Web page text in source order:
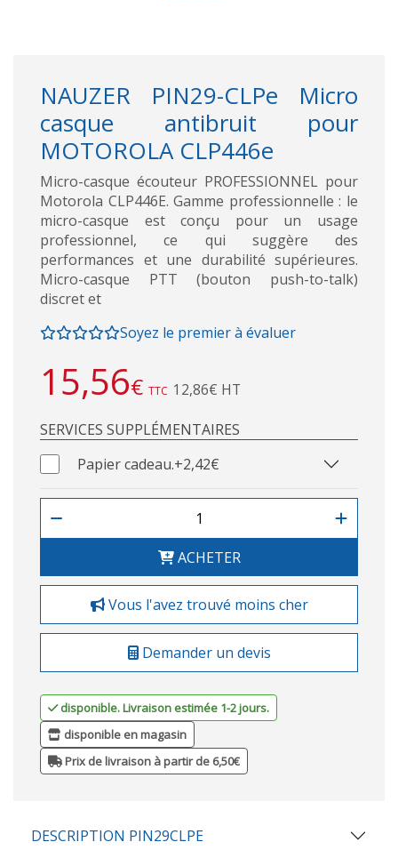
NAUZER PIN29-CLPe Micro
casque antibruit pour
MOTOROLA CLP446e
Micro-casque écouteur PROFESSIONNEL pour
Motorola CLP446E. Gamme professionnelle : le
micro-casque est conçu pour un usage
professionnel, ce qui suggère des
performances et une durabilité supérieures.
Micro-casque PTT (bouton push-to-talk)
discret et
Soyez le premier à évaluer
15,56€ TTC 12,86€ HT
SERVICES SUPPLÉMENTAIRES
Papier cadeau.+2,42€
ACHETER
Vous l'avez trouvé moins cher
Demander un devis
disponible. Livraison estimée 1-2 jours.
disponible en magasin
Prix de livraison à partir de 6,50€
DESCRIPTION PIN29CLPE